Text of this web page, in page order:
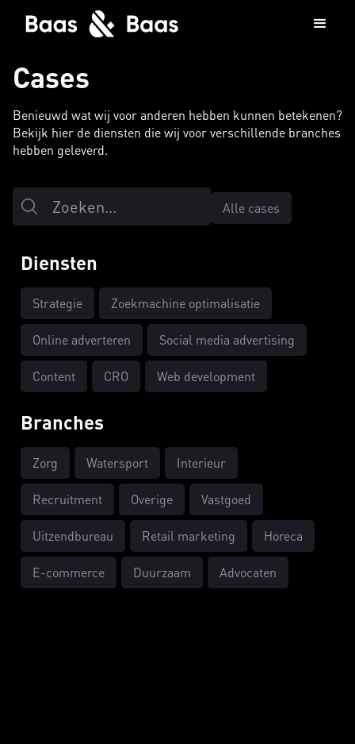
Cases
Benieuwd wat wij voor anderen hebben kunnen betekenen?
Bekijk hier de diensten die wij voor verschillende branches
hebben geleverd.
Alle cases
Diensten
Strategie Zoekmachine optimalisatie
Online adverteren Social media advertising
Content CRO Web development
Branches
Zorg Watersport Interieur
Recruitment Overige Vastgoed
Uitzendbureau Retail marketing Horeca
E-commerce Duurzaam Advocaten